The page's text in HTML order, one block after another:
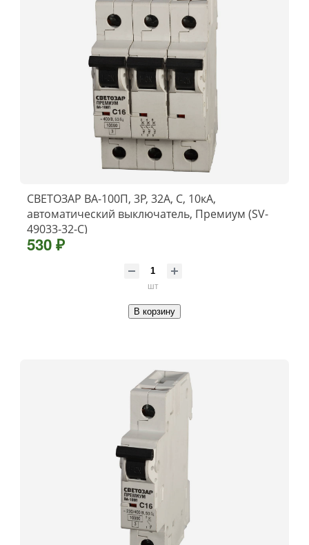
СВЕТОЗАР ВА-100П, 3P, 32А, C, 10кА,
автоматический выключатель, Премиум (SV-
49033-32-C)
530 ₽
шт
В корзину